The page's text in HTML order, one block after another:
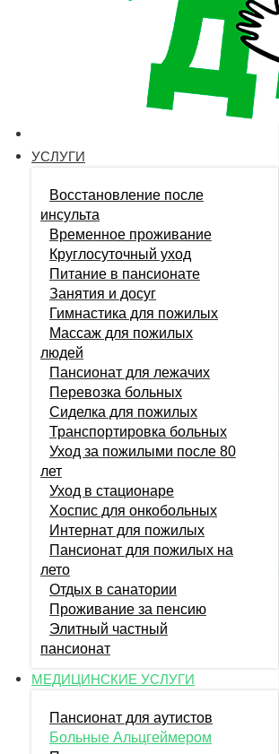
УСЛУГИ
Восстановление после
инсульта
Временное проживание
Круглосуточный уход
Питание в пансионате
Занятия и досуг
Гимнастика для пожилых
Массаж для пожилых
людей
Пансионат для лежачих
Перевозка больных
Сиделка для пожилых
Транспортировка больных
Уход за пожилыми после 80
лет
Уход в стационаре
Хоспис для онкобольных
Интернат для пожилых
Пансионат для пожилых на
лето
Отдых в санатории
Проживание за пенсию
Элитный частный
пансионат
МЕДИЦИНСКИЕ УСЛУГИ
Пансионат для аутистов
Больные Альцгеймером